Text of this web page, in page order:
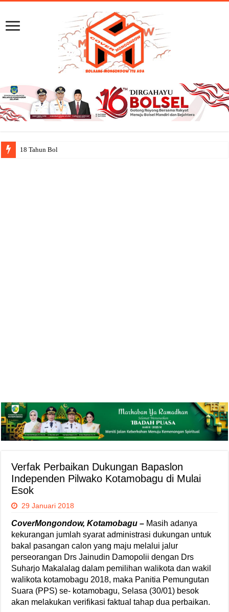
18 Tahun Bolsel: Jejak Cap
Verfak Perbaikan Dukungan Bapaslon
Independen Pilwako Kotamobagu di Mulai
Esok
29 Januari 2018
CoverMongondow, Kotamobagu – Masih adanya
kekurangan jumlah syarat administrasi dukungan untuk
bakal pasangan calon yang maju melalui jalur
perseorangan Drs Jainudin Damopolii dengan Drs
Suharjo Makalalag dalam pemilihan walikota dan wakil
walikota kotamobagu 2018, maka Panitia Pemungutan
Suara (PPS) se- kotamobagu, Selasa (30/01) besok
akan melakukan verifikasi faktual tahap dua perbaikan.